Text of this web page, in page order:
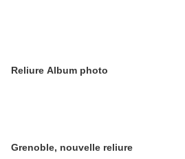
Reliure Album photo
Grenoble, nouvelle reliure